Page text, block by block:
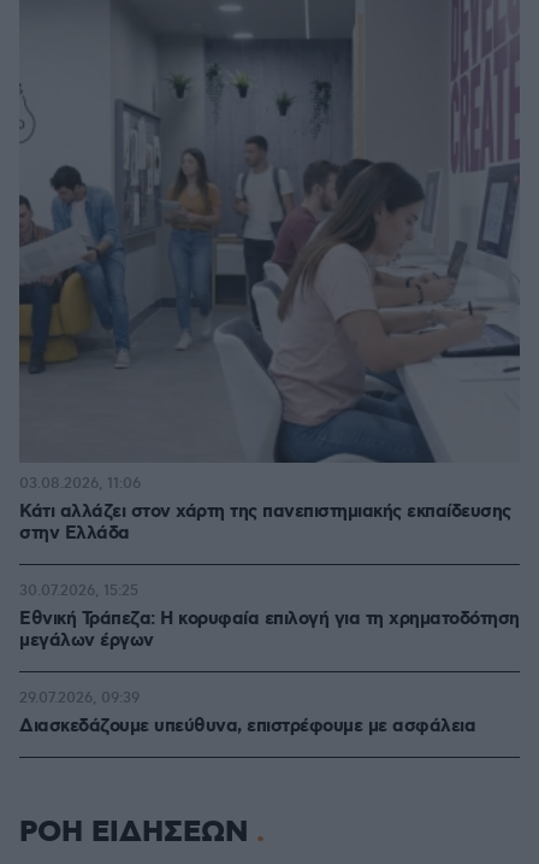
Κάτι αλλάζει στον χάρτη της πανεπιστημιακής εκπαίδευσης
στην Ελλάδα
03.08.2026, 11:06
Εθνική Τράπεζα: Η κορυφαία επιλογή για τη χρηματοδότηση
μεγάλων έργων
30.07.2026, 15:25
Διασκεδάζουμε υπεύθυνα, επιστρέφουμε με ασφάλεια
29.07.2026, 09:39
ΡΟΗ ΕΙΔΗΣΕΩΝ